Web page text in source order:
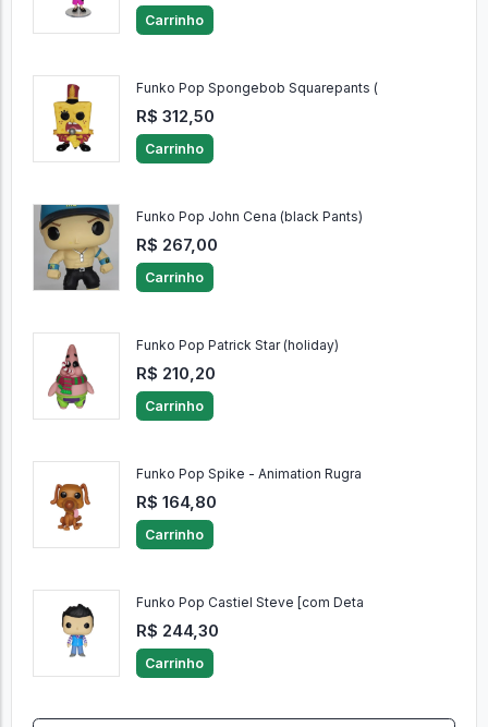
Carrinho
Funko Pop Spongebob Squarepants (
R$ 312,50
Carrinho
Funko Pop John Cena (black Pants)
R$ 267,00
Carrinho
Funko Pop Patrick Star (holiday)
R$ 210,20
Carrinho
Funko Pop Spike - Animation Rugra
R$ 164,80
Carrinho
Funko Pop Castiel Steve [com Deta
R$ 244,30
Carrinho